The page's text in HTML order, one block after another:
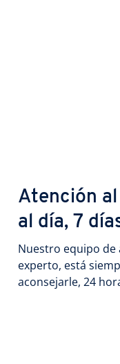
Atención
al día, 7
Nuestro equipo de
experto, está
aconsejarle, 24